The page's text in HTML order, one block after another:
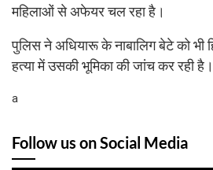
महिलाओं से अफेयर चल रहा है।
पुलिस ने अधियारू के नाबालिग बेटे को भी
हत्या में उसकी भूमिका की जांच कर रही है।
a
Follow us on Social Media